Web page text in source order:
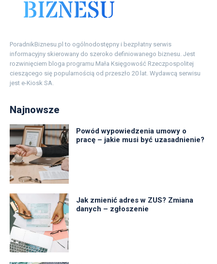
PoradnikBiznesu.pl to ogólnodostępny i bezpłatny serwis
informacyjny skierowany do szeroko definiowanego biznesu. Jest
rozwinięciem bloga programu Mała Księgowość Rzeczpospolitej
cieszącego się popularnością od przeszło 20 lat. Wydawcą serwisu
jest e-Kiosk SA.
Najnowsze
Powód wypowiedzenia umowy o
pracę – jakie musi być uzasadnienie?
Jak zmienić adres w ZUS? Zmiana
danych – zgłoszenie